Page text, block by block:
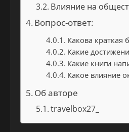
Влияние на
Вопрос-ответ:
Какова краткая
Какие
Какие книги
Какое влияние
Об авторе
travelbox27_